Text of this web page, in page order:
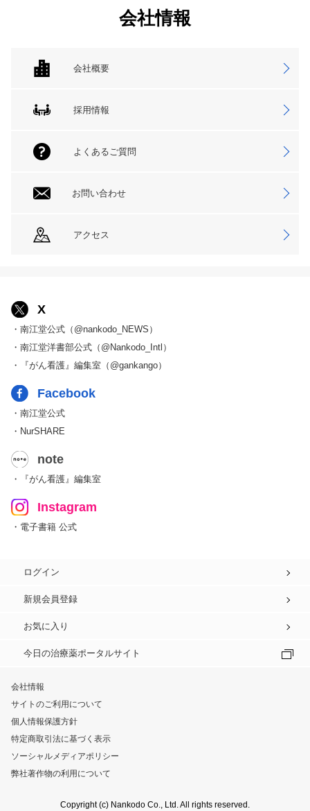
会社情報
会社概要
採用情報
よくあるご質問
お問い合わせ
アクセス
X
・南江堂公式（@nankodo_NEWS）
・南江堂洋書部公式（@Nankodo_Intl）
・『がん看護』編集室（@gankango）
Facebook
・南江堂公式
・NurSHARE
note
・『がん看護』編集室
Instagram
・電子書籍 公式
ログイン
新規会員登録
お気に入り
今日の治療薬ポータルサイト
会社情報
サイトのご利用について
個人情報保護方針
特定商取引法に基づく表示
ソーシャルメディアポリシー
弊社著作物の利用について
Copyright (c) Nankodo Co., Ltd. All rights reserved.